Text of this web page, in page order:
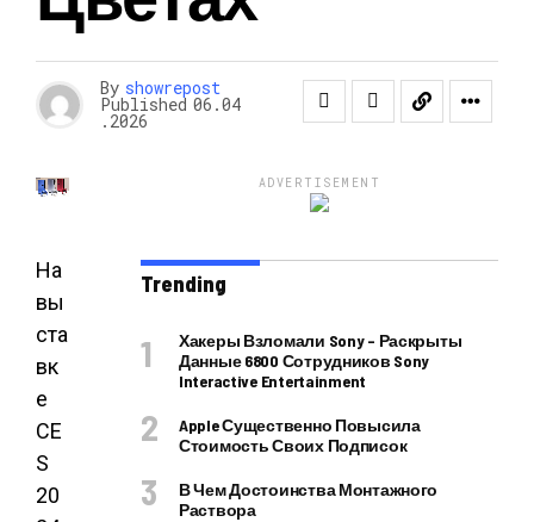
By showrepost
Published 06.04
.2026
На
вы
ста
вк
е
CE
S
20
ADVERTISEMENT
Trending
Хакеры Взломали Sony – Раскрыты
Данные 6800 Сотрудников Sony
Interactive Entertainment
Apple Существенно Повысила
Стоимость Своих Подписок
В Чем Достоинства Монтажного
Раствора